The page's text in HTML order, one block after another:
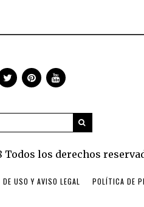
Todos los derechos
USO Y AVISO LEGAL POLÍTICA DE